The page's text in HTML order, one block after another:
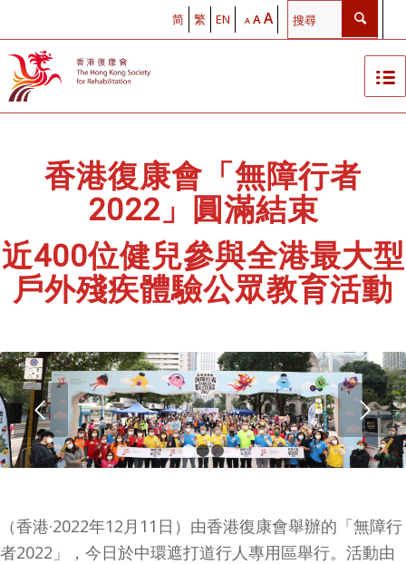
简 繁 EN A AA
香港復康會 「 無障行者
2022」
圓滿結束
近400位健兒參與全港最大型
戶外殘疾體驗公眾教育活動
下一頁
1 2 3
（香港·2022年12月11日）由香港復康會舉辦的「無障行
者2022」，今日於中環遮打道行人專用區舉行。活動由